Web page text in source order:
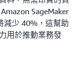
SageMaker
減少 40%，這幫助
用於推動業務發